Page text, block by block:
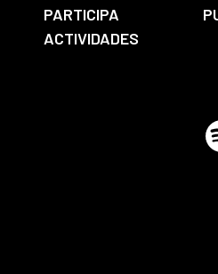
PARTICIPA
ACTIVIDADES